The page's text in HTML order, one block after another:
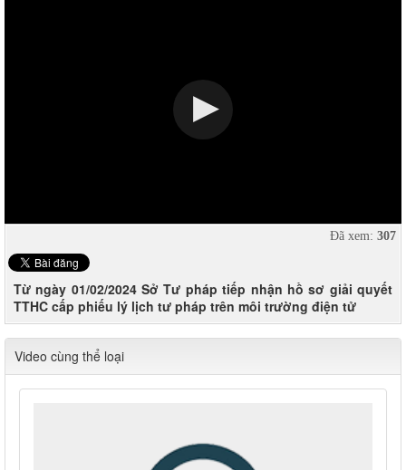
Đã xem: 307
Từ ngày 01/02/2024 Sở Tư pháp tiếp nhận hồ sơ giải quyết
TTHC cấp phiếu lý lịch tư pháp trên môi trường điện tử
Video cùng thể loại